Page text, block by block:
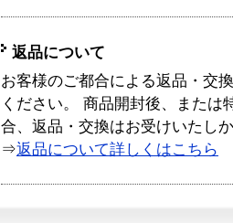
返品について
お客様のご都合による返品・交
ください。 商品開封後、または
合、返品・交換はお受けいたし
⇒返品について詳しくはこちら